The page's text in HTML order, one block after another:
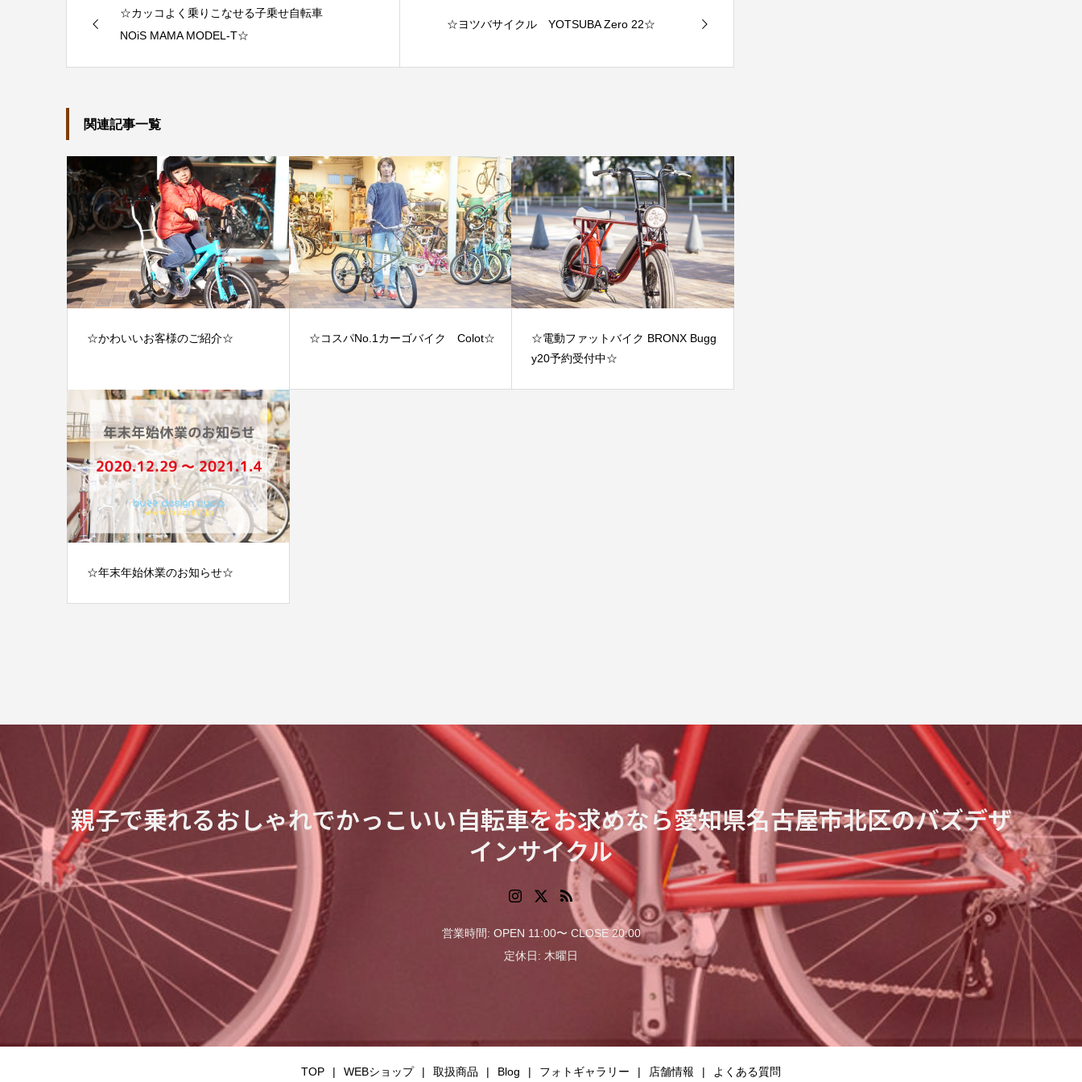
☆カッコよく乗りこなせる子乗せ自転車
NOiS MAMA MODEL-T☆
☆ヨツバサイクル YOTSUBA Zero 22☆
関連記事一覧
☆かわいいお客様のご紹介☆ ☆コスパNo.1カーゴバイク Colot☆
☆電動ファットバイク BRONX Bugg
y20予約受付中☆
☆年末年始休業のお知らせ☆
親子で乗れるおしゃれでかっこいい自転車をお求めなら愛知県名古屋市北区のバズデザ
インサイクル
営業時間: OPEN 11:00〜 CLOSE 20:00
定休日: 木曜日
TOP WEBショップ 取扱商品 Blog フォトギャラリー 店舗情報 よくある質問